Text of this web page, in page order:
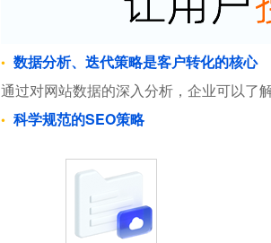
数据分析、迭代策略是客户转化的核心
通过对网站数据的深入分析，企业可以了
科学规范的SEO策略